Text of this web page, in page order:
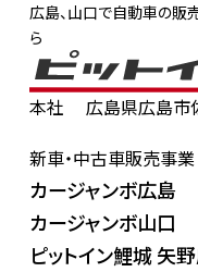
広島、山口で自動車の販
ら
本社
広島県広島市
新車・中古車販売事業
カージャンボ広島
カージャンボ山口
ピットイン鯉城 矢